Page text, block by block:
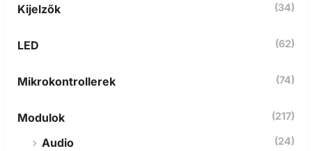
Kijelzők (34)
LED (62)
Mikrokontrollerek (74)
Modulok (217)
Audio (24)